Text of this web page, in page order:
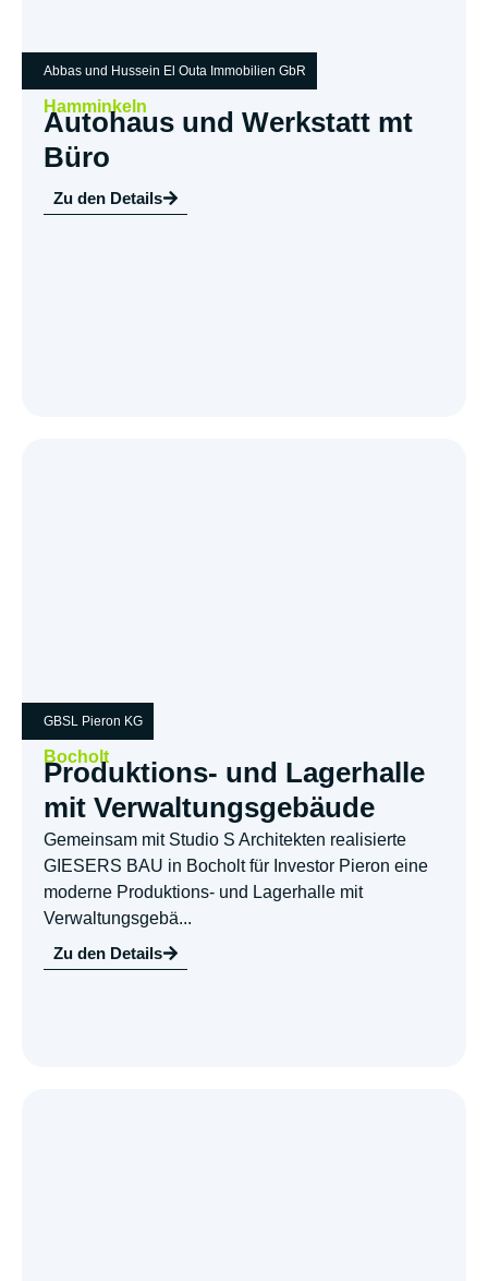
Abbas und Hussein El Outa Immobilien GbR
Hamminkeln
Autohaus und Werkstatt mt
Büro
Zu den Details
GBSL Pieron KG
Bocholt
Produktions- und Lagerhalle
mit Verwaltungsgebäude
Gemeinsam mit Studio S Architekten realisierte
GIESERS BAU in Bocholt für Investor Pieron eine
moderne Produktions- und Lagerhalle mit
Verwaltungsgebä...
Zu den Details